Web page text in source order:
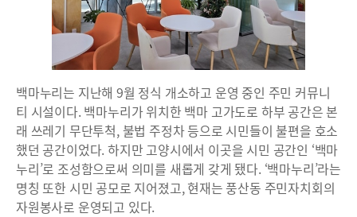
백마누리는 지난해 9월 정식 개소하고 운영 중인 주민 커뮤니
티 시설이다. 백마누리가 위치한 백마 고가도로 하부 공간은 본
래 쓰레기 무단투척, 불법 주정차 등으로 시민들이 불편을 호소
했던 공간이었다. 하지만 고양시에서 이곳을 시민 공간인 ‘백마
누리’로 조성함으로써 의미를 새롭게 갖게 됐다. ‘백마누리’라는
명칭 또한 시민 공모로 지어졌고, 현재는 풍산동 주민자치회의
자원봉사로 운영되고 있다.